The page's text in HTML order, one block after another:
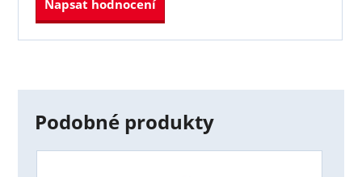
Napsat hodnocení
Podobné produkty